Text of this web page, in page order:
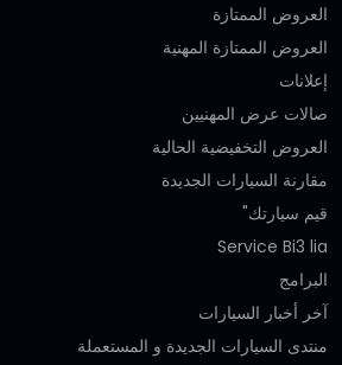
العروض الممتازة
العروض الممتازة المهنية‎
إعلانات
صالات عرض المهنيين
العروض التخفيضية الحالية
مقارنة السيارات الجديدة
قيم سيارتك"
Service Bi3 lia
البرامج
آخر أخبار السيارات
منتدى السيارات الجديدة و المستعملة